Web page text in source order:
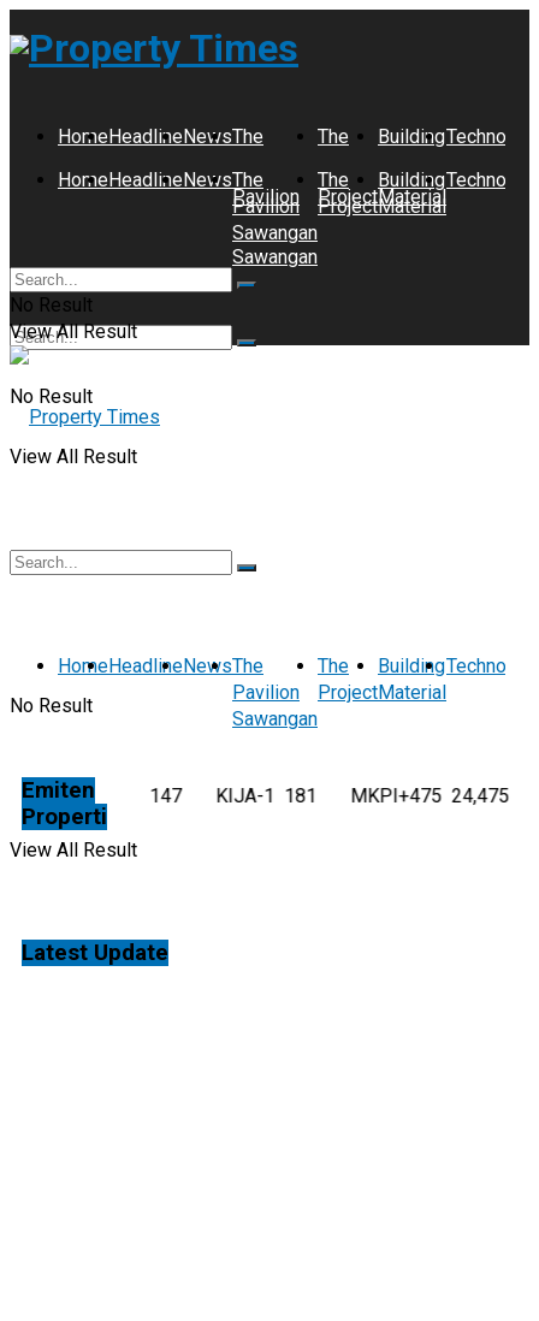
HomeHeadlineNewsThe
Pavilion
Sawangan
The
Project
Building
Material
No Result
View All Result
HomeHeadlineNewsThe
Pavilion
Sawangan
The
Project
Building
Material
No Result
View All Result
No Result
View All Result
HomeHeadlineNewsThe
Pavilion
Sawangan
The
Project
Building
Material
Emiten
Properti
+4 147 KIJA-1 181 MKPI +475 24,475 MTLA
Latest Update